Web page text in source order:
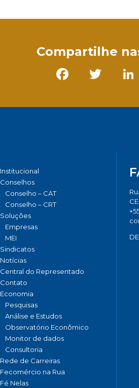
Compartilhe
Institucional
Conselhos
Conselho – CAT
Conselho – CRT
Soluções
Empresas
MEI
Sindicatos
Notícias
Central do Representado
Contato
Economia
Pesquisas
Análise e Estudos
Observatório Econômico
Monitor de dados
Consultoria
Rede de Carreiras
Fecomércio na Rua
Fé Nelas